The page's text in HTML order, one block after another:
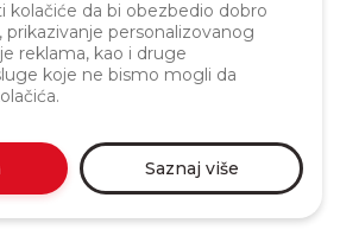
kolačiće da bi obezbedio dobro
prikazivanje personalizovanog
reklama, kao i druge
koje ne bismo mogli da
Saznaj više
privatnosti